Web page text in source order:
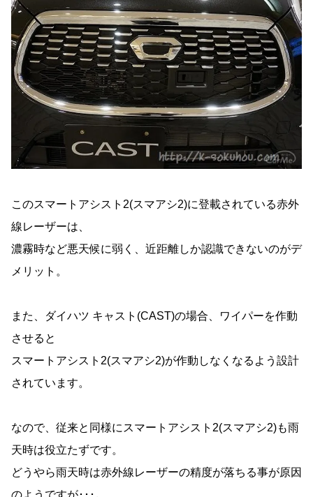
このスマートアシスト2(スマアシ2)に登載されている赤外
線レーザーは、
濃霧時など悪天候に弱く、近距離しか認識できないのがデ
メリット。
また、ダイハツ キャスト(CAST)の場合、ワイパーを作動
させると
スマートアシスト2(スマアシ2)が作動しなくなるよう設計
されています。
なので、従来と同様にスマートアシスト2(スマアシ2)も雨
天時は役立たずです。
どうやら雨天時は赤外線レーザーの精度が落ちる事が原因